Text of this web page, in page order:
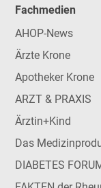
Fachmedien
AHOP-News
Ärzte Krone
Apotheker Krone
ARZT & PRAXIS
Ärztin+Kind
Das
DIABETES